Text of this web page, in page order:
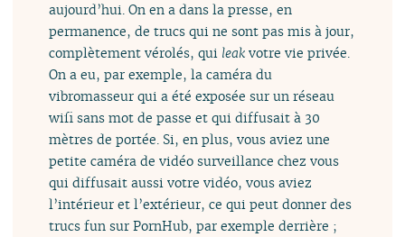
aujourd’hui. On en a dans la presse, en
permanence, de trucs qui ne sont pas mis à jour,
complètement vérolés, qui leak votre vie privée.
On a eu, par exemple, la caméra du
vibromasseur qui a été exposée sur un réseau
wifi sans mot de passe et qui diffusait à 30
mètres de portée. Si, en plus, vous aviez une
petite caméra de vidéo surveillance chez vous
qui diffusait aussi votre vidéo, vous aviez
l’intérieur et l’extérieur, ce qui peut donner des
trucs fun sur PornHub, par exemple derrière ;